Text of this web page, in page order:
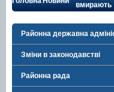
вмирають
Районна державна
Зміни в законодавстві
Районна рада